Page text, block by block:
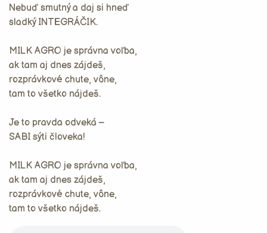
Nebuď smutný a daj si hneď
sladký INTEGRÁČIK.
MILK AGRO je správna voľba,
ak tam aj dnes zájdeš,
rozprávkové chute, vône,
tam to všetko nájdeš.
Je to pravda odveká –
SABI sýti človeka!
MILK AGRO je správna voľba,
ak tam aj dnes zájdeš,
rozprávkové chute, vône,
tam to všetko nájdeš.